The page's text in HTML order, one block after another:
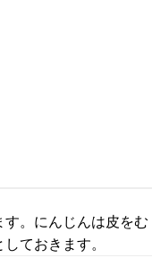
。にんじんは皮をむ
ておきます。